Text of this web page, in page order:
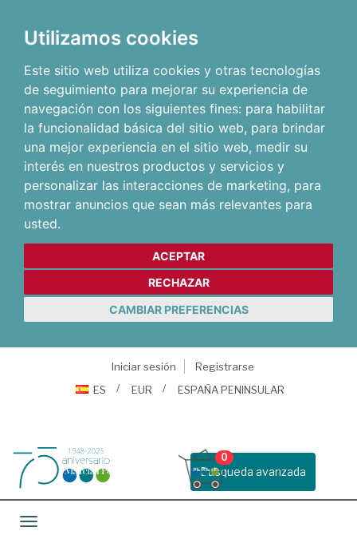
Utilizamos cookies
Este sitio web utiliza cookies y otras tecnologías
de seguimiento para mejorar su experiencia de
navegación con los siguientes fines: para habilitar
la funcionalidad básica del sitio web, para brindar
una mejor experiencia en el sitio web, medir su
interés en nuestros productos y servicios y
personalizar las interacciones de marketing, para
mostrar anuncios que sean más relevantes para
usted.
ACEPTAR
RECHAZAR
CAMBIAR PREFERENCIAS
Iniciar sesión
Registrarse
ES
EUR ESPAÑA PENINSULAR
Busqueda avanzada
0
Toggle navigation